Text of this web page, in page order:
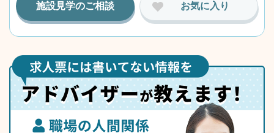
施設見学のご相談 お気に入り